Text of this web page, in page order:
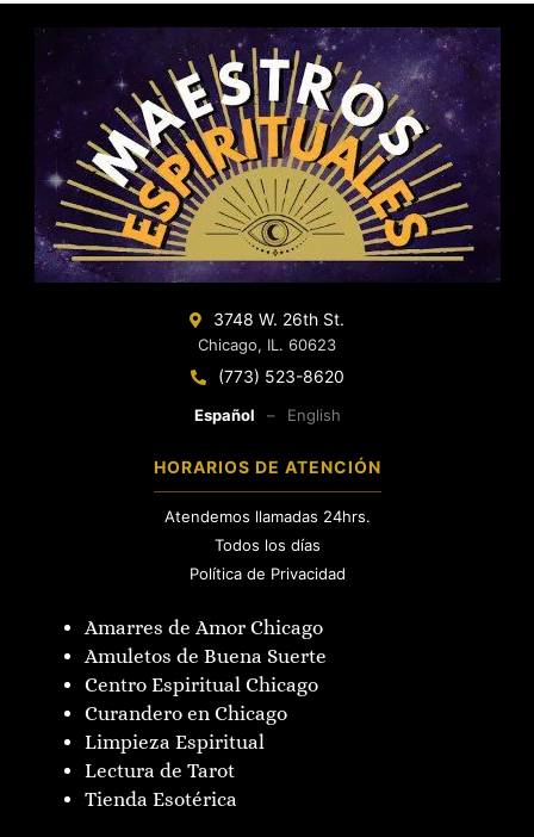
3748 W. 26th St.
Chicago, IL. 60623
(773) 523-8620
Español – English
HORARIOS DE ATENCIÓN
Atendemos llamadas 24hrs.
Todos los días
Política de Privacidad
Amarres de Amor Chicago
Amuletos de Buena Suerte
Centro Espiritual Chicago
Curandero en Chicago
Limpieza Espiritual
Lectura de Tarot
Tienda Esotérica